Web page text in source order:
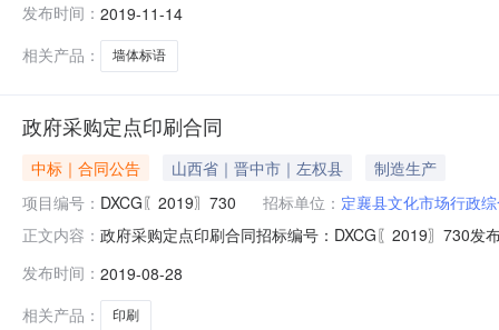
商(乙方)：定襄县明永广告服务部合同附件：免责声明:
概
发布时间： 2019-11-14
相关产品：
墙体标语
政府采购定点印刷合同
中标｜合同公告 山西省｜晋中市｜左权县
制造生产
项目编号： DXCG〖2019〗730 招标单位： 定襄县文化市场行政
正文内容： 政府采购定点印刷合同招标编号：DXCG〖2019〗730
应商(乙方)：定襄县飞天视觉传媒部合同附件：免责声明
容概不负责，亦不承
发布时间： 2019-08-28
相关产品：
印刷